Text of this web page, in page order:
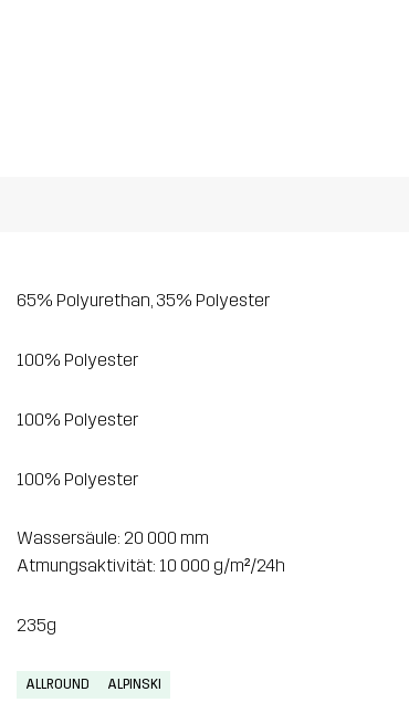
65% Polyurethan, 35% Polyester
100% Polyester
100% Polyester
100% Polyester
Wassersäule: 20 000 mm
Atmungsaktivität: 10 000 g/m²/24h
235g
ALLROUND ALPINSKI